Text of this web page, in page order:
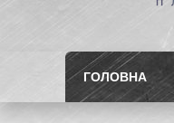
ГОЛОВНА